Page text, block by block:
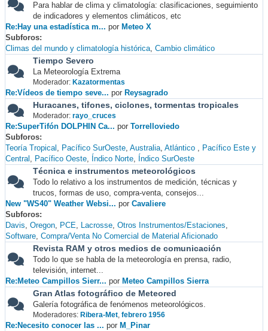
Para hablar de clima y climatología: clasificaciones, seguimiento
de indicadores y elementos climáticos, etc
Re:Hay una estadística m... por Meteo X
Subforos
Climas del mundo y climatología histórica Cambio climático
Tiempo Severo
La Meteorología Extrema
Moderador: Kazatormentas
Re:Vídeos de tiempo seve... por Reysagrado
Huracanes, tifones, ciclones, tormentas tropicales
Moderador: rayo_cruces
Re:SuperTifón DOLPHIN Ca... por Torrelloviedo
Subforos
Teoría Tropical
Pacífico SurOeste Australia Atlántico
Pacífico Este y
Central
Pacífico Oeste Índico Norte Índico SurOeste
Técnica e instrumentos meteorológicos
Todo lo relativo a los instrumentos de medición, técnicas y
trucos, formas de uso, compra-venta, consejos...
New "WS40" Weather Websi... por Cavaliere
Subforos
Davis Oregon PCE Lacrosse Otros Instrumentos/Estaciones
Software Compra/Venta No Comercial de Material Aficionado
Revista RAM y otros medios de comunicación
Todo lo que se habla de la meteorología en prensa, radio,
televisión, internet...
Re:Meteo Campillos Sierr... por Meteo Campillos Sierra
Gran Atlas fotográfico de Meteored
Galería fotográfica de fenómenos meteorológicos.
Moderadores: Ribera-Met, febrero 1956
Re:Necesito conocer las ... por M_Pinar